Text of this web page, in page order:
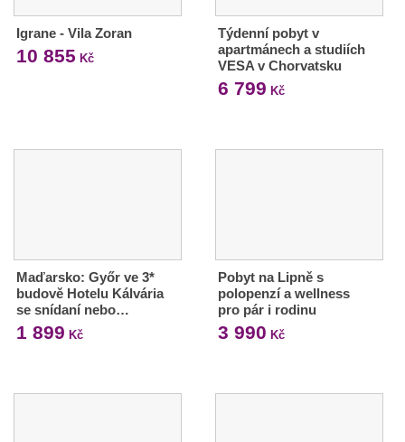
Igrane - Vila Zoran
10 855 Kč
Týdenní pobyt v
apartmánech a studiích
VESA v Chorvatsku
6 799 Kč
Maďarsko: Győr ve 3*
budově Hotelu Kálvária
se snídaní nebo…
1 899 Kč
Pobyt na Lipně s
polopenzí a wellness
pro pár i rodinu
3 990 Kč